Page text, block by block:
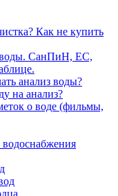
Как не купить
воды. СанПиН, ЕС,
анализ воды?
на анализ?
о воде (фильмы,